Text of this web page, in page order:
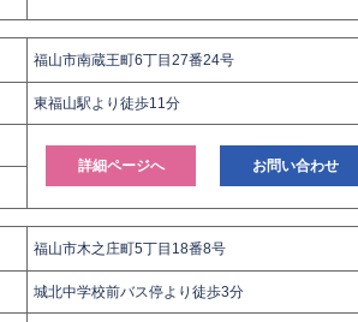
福山市南蔵王町6丁目27番24号
東福山駅より徒歩11分
詳細ページへ
お問い合わせ
福山市木之庄町5丁目18番8号
城北中学校前バス停より徒歩3分